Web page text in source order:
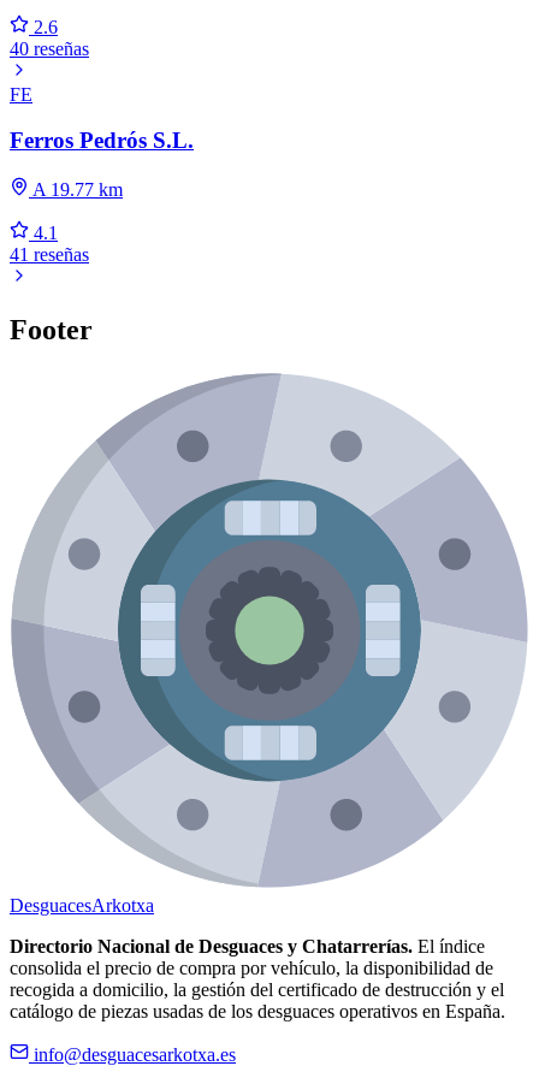
2.6
40 reseñas
FE
Ferros Pedrós S.L.
A 19.77 km
4.1
41 reseñas
Footer
DesguacesArkotxa
Directorio Nacional de Desguaces y Chatarrerías. El índice
consolida el precio de compra por vehículo, la disponibilidad de
recogida a domicilio, la gestión del certificado de destrucción y el
catálogo de piezas usadas de los desguaces operativos en España.
info@desguacesarkotxa.es